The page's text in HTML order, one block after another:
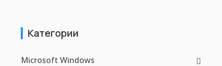
Категории
Microsoft Windows